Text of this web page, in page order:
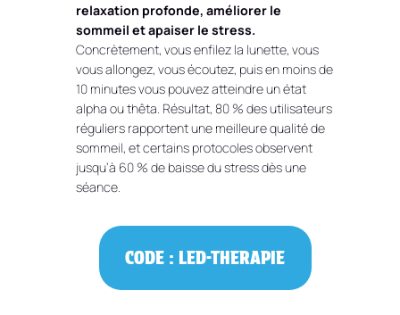
relaxation profonde, améliorer le
sommeil et apaiser le stress.
Concrètement, vous enfilez la lunette, vous
vous allongez, vous écoutez, puis en moins de
10 minutes vous pouvez atteindre un état
alpha ou thêta. Résultat, 80 % des utilisateurs
réguliers rapportent une meilleure qualité de
sommeil, et certains protocoles observent
jusqu’à 60 % de baisse du stress dès une
séance.
CODE : LED-THERAPIE